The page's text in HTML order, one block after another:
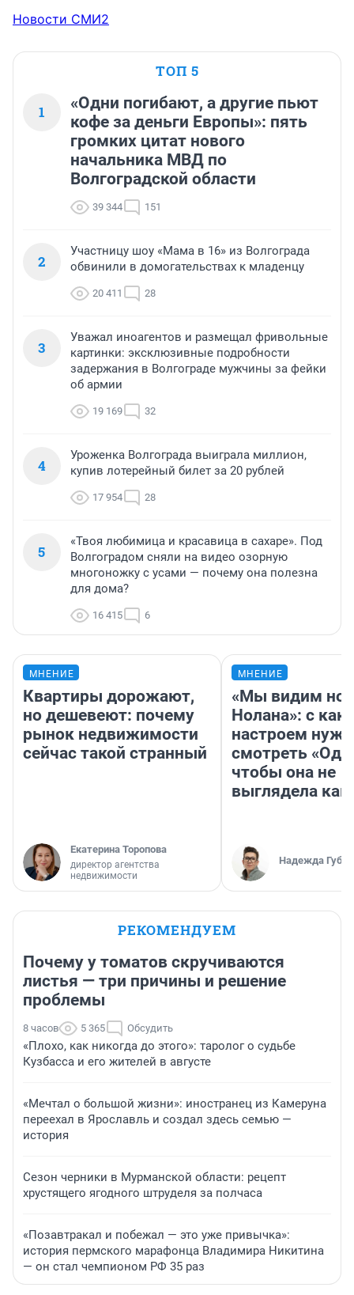
Новости СМИ2
ТОП 5
1
«Одни погибают, а другие пьют
кофе за деньги Европы»: пять
громких цитат нового
начальника МВД по
Волгоградской области
39 344 151
2
Участницу шоу «Мама в 16» из Волгограда
обвинили в домогательствах к младенцу
20 411 28
3
Уважал иноагентов и размещал фривольные
картинки: эксклюзивные подробности
задержания в Волгограде мужчины за фейки
об армии
19 169 32
4
Уроженка Волгограда выиграла миллион,
купив лотерейный билет за 20 рублей
17 954 28
5
«Твоя любимица и красавица в сахаре». Под
Волгоградом сняли на видео озорную
многоножку с усами — почему она полезна
для дома?
16 415 6
МНЕНИЕ
Квартиры дорожают,
но дешевеют: почему
рынок недвижимости
сейчас такой странный
Екатерина Торопова
директор агентства
недвижимости
МНЕНИЕ
«Мы видим
Нолана»: с
настроем
смотреть
чтобы она не
выглядела как
Надежда
РЕКОМЕНДУЕМ
Почему у томатов скручиваются
листья — три причины и решение
проблемы
8 часов 5 365 Обсудить
«Плохо, как никогда до этого»: таролог о судьбе
Кузбасса и его жителей в августе
«Мечтал о большой жизни»: иностранец из Камеруна
переехал в Ярославль и создал здесь семью —
история
Сезон черники в Мурманской области: рецепт
хрустящего ягодного штруделя за полчаса
«Позавтракал и побежал — это уже привычка»:
история пермского марафонца Владимира Никитина
— он стал чемпионом РФ 35 раз